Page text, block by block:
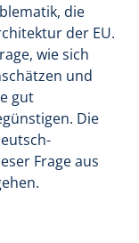
die
der EU.
wie sich
und
gut
Die
Frage aus